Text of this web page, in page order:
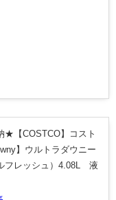
★【COSTCO】コスト
】ウルトラダウニー
フレッシュ）4.08L 液